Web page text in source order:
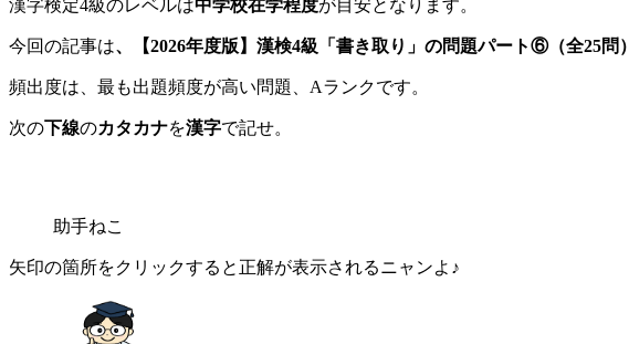
漢字検定4級のレベルは中学校在学程度が目安となります。
今回の記事は、【2026年度版】漢検4級「書き取り」の問題パート⑥（全25問）
頻出度は、最も出題頻度が高い問題、Aランクです。
次の下線のカタカナを漢字で記せ。
助手ねこ
矢印の箇所をクリックすると正解が表示されるニャンよ♪